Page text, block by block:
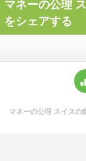
マネーの公理
をシェアする
マネーの公理 スイスの